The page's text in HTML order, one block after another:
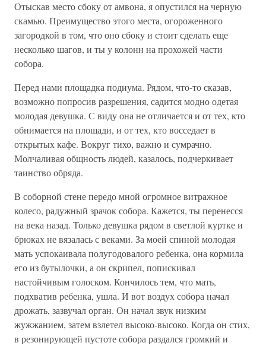
Отыскав место сбоку от амвона, я опустился на черную
скамью. Преимущество этого места, огороженного
загородкой в том, что оно сбоку и стоит сделать еще
несколько шагов, и ты у колонн на прохожей части
собора.
Перед нами площадка подиума. Рядом, что-то сказав,
возможно попросив разрешения, садится модно одетая
молодая девушка. С виду она не отличается и от тех, кто
обнимается на площади, и от тех, кто восседает в
открытых кафе. Вокруг тихо, важно и сумрачно.
Молчаливая общность людей, казалось, подчеркивает
таинство обряда.
В соборной стене передо мной огромное витражное
колесо, радужный зрачок собора. Кажется, ты перенесся
на века назад. Только девушка рядом в светлой куртке и
брюках не вязалась с веками. За моей спиной молодая
мать успокаивала полугодовалого ребенка, она кормила
его из бутылочки, а он скрипел, попискивал
настойчивым голоском. Кончилось тем, что мать,
подхватив ребенка, ушла. И вот воздух собора начал
дрожать, зазвучал орган. Он начал звук низким
жужжанием, затем взлетел высоко-высоко. Когда он стих,
в резонирующей пустоте собора раздался громкий и